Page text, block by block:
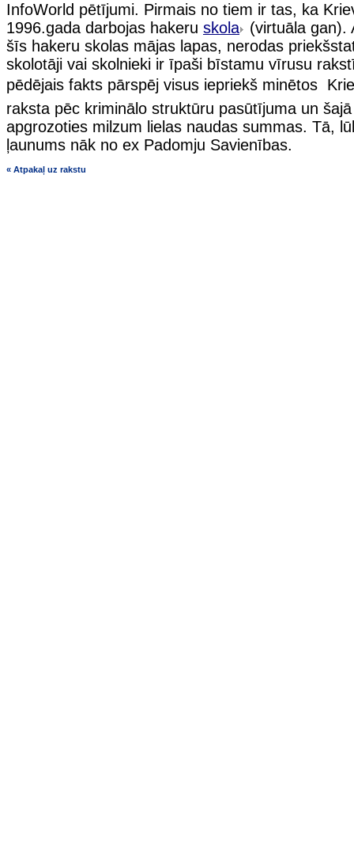
InfoWorld pētījumi. Pirmais no tiem ir tas, ka
1996.gada darbojas hakeru skola
(virtuāla gan).
šīs hakeru skolas mājas lapas, nerodas
skolotāji vai skolnieki ir īpaši bīstamu vīrusu
pēdējais fakts pārspēj visus iepriekš minētos 
raksta pēc kriminālo struktūru pasūtījuma un
apgrozoties milzum lielas naudas summas. Tā,
ļaunums nāk no ex Padomju Savienības.
« Atpakaļ uz rakstu